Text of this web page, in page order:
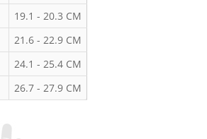
19.1 - 20.3 CM
21.6 - 22.9 CM
24.1 - 25.4 CM
26.7 - 27.9 CM